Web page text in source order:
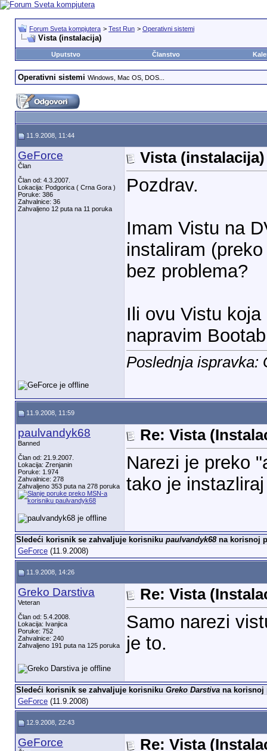
Forum Sveta kompjutera > Test Run > Operativni sistemi
Vista (instalacija)
Uputstvo Članstvo
Operativni sistemi Windows, Mac OS, DOS...
11.9.2008, 11:44
GeForce
Član
Član od: 4.3.2007.
Lokacija: Podgorica ( Crna Gora )
Poruke: 386
Zahvalnice: 36
Zahvaljeno 12 puta na 11 poruka
Vista (instalacija)
Pozdrav.
Imam Vistu na
instaliram
bez problema?
Ili ovu Vistu
napravim
Poslednja ispravka:
11.9.2008, 11:59
paulvandyk68
Banned
Član od: 21.9.2007.
Lokacija: Zrenjanin
Poruke: 1.974
Zahvalnice: 278
Zahvaljeno 353 puta na 278 poruka
Re: Vista
Narezi je preko
tako je
Sledeći korisnik se zahvaljuje korisniku paulvandyk68na korisnoj
GeForce(11.9.2008)
11.9.2008, 14:26
Greko Darstiva
Veteran
Član od: 5.4.2008.
Lokacija: Ivanjica
Poruke: 752
Zahvalnice: 240
Zahvaljeno 191 puta na 125 poruka
Re: Vista
Samo narezi
je to.
Sledeći korisnik se zahvaljuje korisniku Greko Darstivana korisnoj
GeForce(11.9.2008)
12.9.2008, 22:43
GeForce Re: Vista